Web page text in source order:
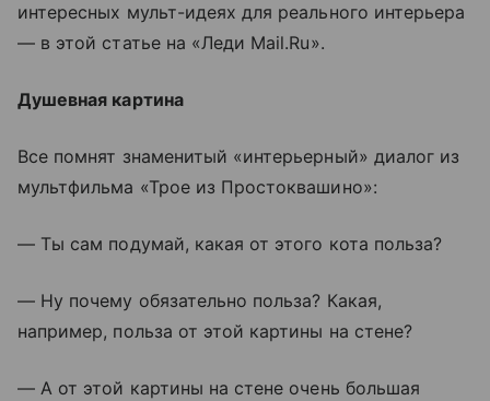
интересных мульт-идеях для реального интерьера
— в этой статье на «Леди Mail.Ru».
Душевная картина
Все помнят знаменитый «интерьерный» диалог из
мультфильма «Трое из Простоквашино»:
— Ты сам подумай, какая от этого кота польза?
— Ну почему обязательно польза? Какая,
например, польза от этой картины на стене?
— А от этой картины на стене очень большая